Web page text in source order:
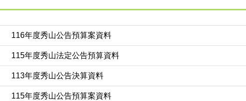
116年度秀山公告預算案資料
115年度秀山法定公告預算資料
113年度秀山公告決算資料
115年度秀山公告預算案資料